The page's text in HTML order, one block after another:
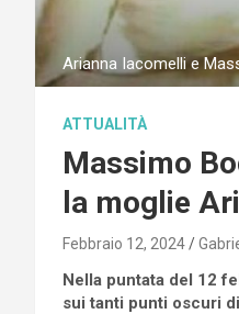
Arianna Iacomelli e
ATTUALITÀ
Massimo
la moglie
Febbraio 12, 2024
Nella puntata del 12
sui tanti punti oscuri